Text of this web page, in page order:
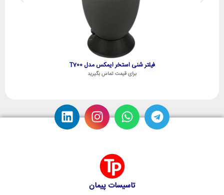
فیلتر شنی استخر ایمکس مدل T700
برای قیمت تماس بگیرید
تاسیسات پیمان